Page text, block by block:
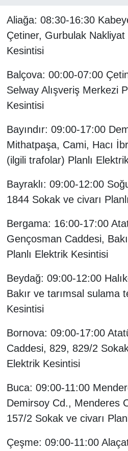
Aliağa: 08:30-16:30
Çetiner, Gurbulak Nakliyat
Kesintisi
Balçova: 00:00-07:00
Selway Alışveriş Merkezi
Kesintisi
Bayındır: 09:00-17:00
Mithatpaşa, Cami, Hacı
(ilgili trafolar) Planlı
Bayraklı: 09:00-12:00
1844 Sokak ve civarı
Bergama: 16:00-17:00
Gençosman Caddesi,
Planlı Elektrik Kesintisi
Beydağ: 09:00-12:00
Bakır ve tarımsal sulama
Kesintisi
Bornova: 09:00-17:00
Caddesi, 829, 829/2
Elektrik Kesintisi
Buca: 09:00-11:00
Demirsoy Cd., Menderes
157/2 Sokak ve civarı
Çeşme: 09:00-11:00